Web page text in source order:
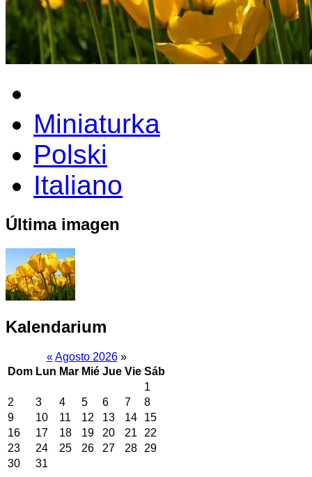
Miniaturka
Polski
Italiano
Última imagen
Kalendarium
« Agosto 2026 »
Dom Lun Mar Mié Jue Vie Sáb
1
2
3 4 5 6 7
8
9
10 11 12 13 14
15
16
17 18 19 20 21
22
23
24 25 26 27 28
29
30
31